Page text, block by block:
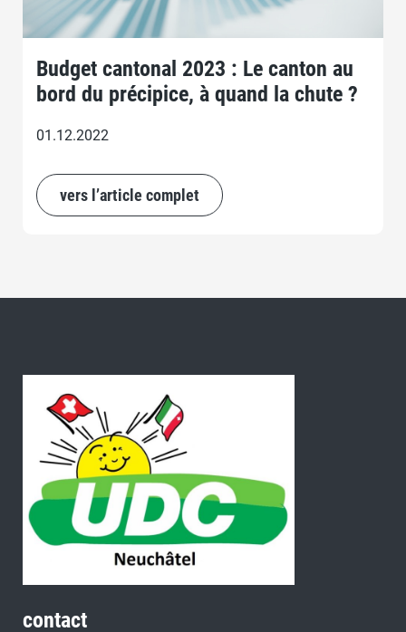
Budget cantonal 2023 : Le canton au
bord du précipice, à quand la chute ?
01.12.2022
vers l’article complet
contact